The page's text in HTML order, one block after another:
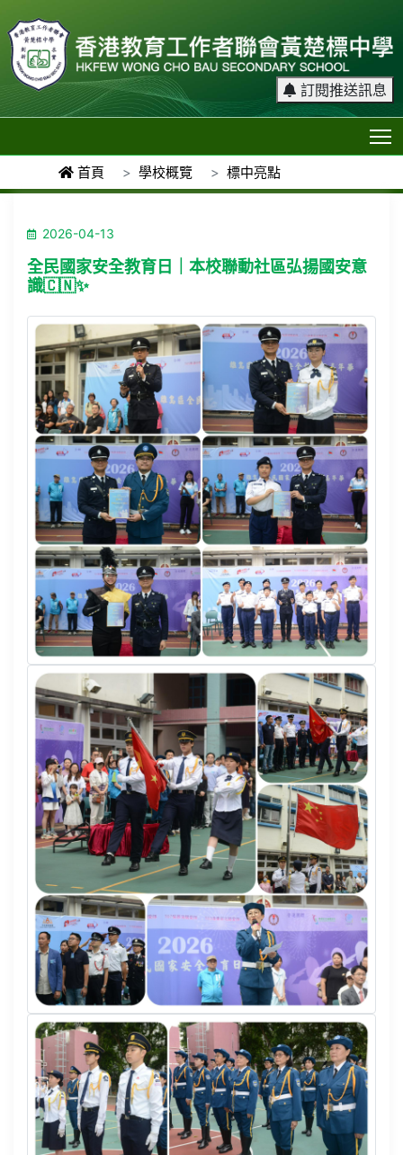
訂閱推送訊息
首頁 學校概覽 標中亮點
2026-04-13
全民國家安全教育日｜本校聯動社區弘揚國安意
識🇨🇳✨